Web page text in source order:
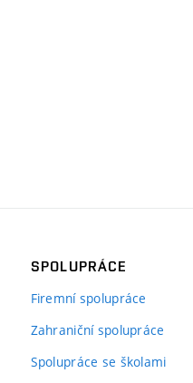
SPOLUPRÁCE
Firemní spolupráce
Zahraniční spolupráce
Spolupráce se školami